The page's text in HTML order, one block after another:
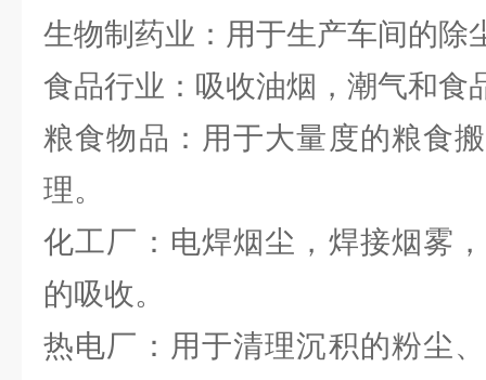
生物制药业：用于生产车间的除
食品行业：吸收油烟，潮气和食
粮食物品：用于大量度的粮食
理。
化工厂：电焊烟尘，焊接烟雾
的吸收。
热电厂：用于清理沉积的粉尘